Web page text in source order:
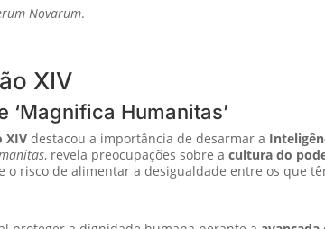
Novarum.
XIV
‘Magnifica Humanitas’
XIV destacou a importância de desarmar a
, revela preocupações sobre acultura do
o risco de alimentar a desigualdade entre os que